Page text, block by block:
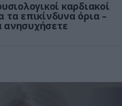
καρδιακοί
τα επικίνδυνα όρια –
ανησυχήσετε